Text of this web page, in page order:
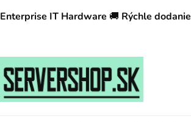
Enterprise IT Hardware 🚚 Rýchle dodanie